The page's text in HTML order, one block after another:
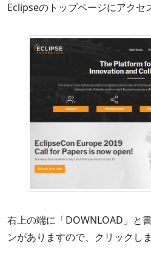
Eclipseのトップページにアクセ
右上の端に「DOWNLOAD」と
ンがありますので、クリックしま